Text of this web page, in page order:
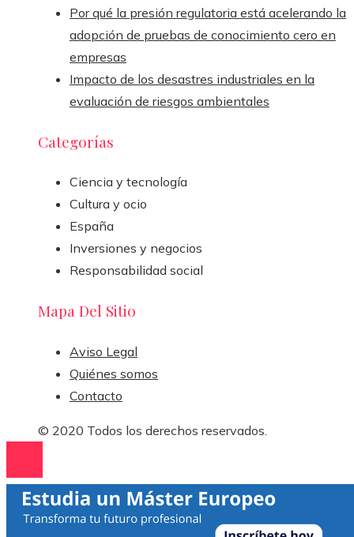
Por qué la presión regulatoria está acelerando la
adopción de pruebas de conocimiento cero en
empresas
Impacto de los desastres industriales en la
evaluación de riesgos ambientales
Categorías
Ciencia y tecnología
Cultura y ocio
España
Inversiones y negocios
Responsabilidad social
Mapa Del Sitio
Aviso Legal
Quiénes somos
Contacto
© 2020 Todos los derechos reservados.